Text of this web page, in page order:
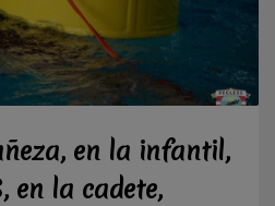
en la infantil,
en la cadete,